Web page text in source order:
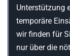
Unterstützung
temporäre
wir finden für
nur über die